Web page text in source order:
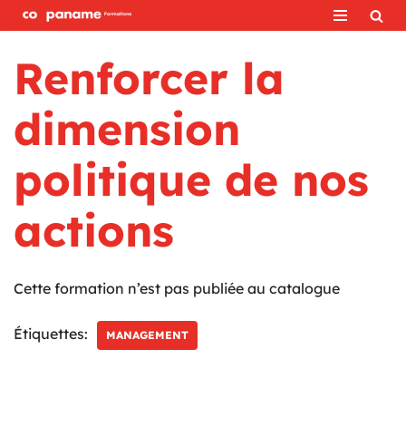
au
contenu
Renforcer la
dimension
politique de nos
actions
Cette formation n’est pas publiée au catalogue
Étiquettes: MANAGEMENT